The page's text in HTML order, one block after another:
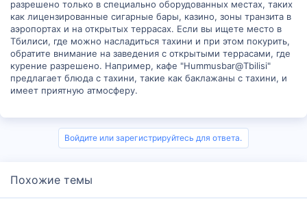
разрешено только в специально оборудованных местах, таких
как лицензированные сигарные бары, казино, зоны транзита в
аэропортах и на открытых террасах. Если вы ищете место в
Тбилиси, где можно насладиться тахини и при этом покурить,
обратите внимание на заведения с открытыми террасами, где
курение разрешено. Например, кафе "Hummusbar@Tbilisi"
предлагает блюда с тахини, такие как баклажаны с тахини, и
имеет приятную атмосферу.
Войдите или зарегистрируйтесь для ответа.
Похожие темы